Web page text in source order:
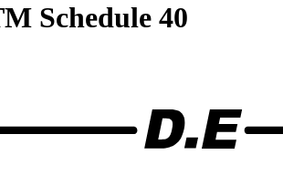
Schedule 40